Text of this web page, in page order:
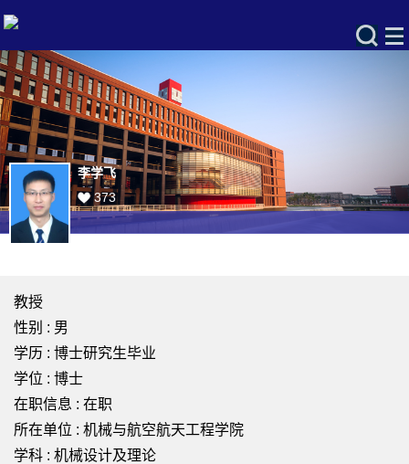
李学飞
373
教授
性别 : 男
学历 : 博士研究生毕业
学位 : 博士
在职信息 : 在职
所在单位 : 机械与航空航天工程学院
学科 : 机械设计及理论